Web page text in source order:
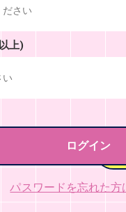
上)
ログイン
パスワードを忘れた方